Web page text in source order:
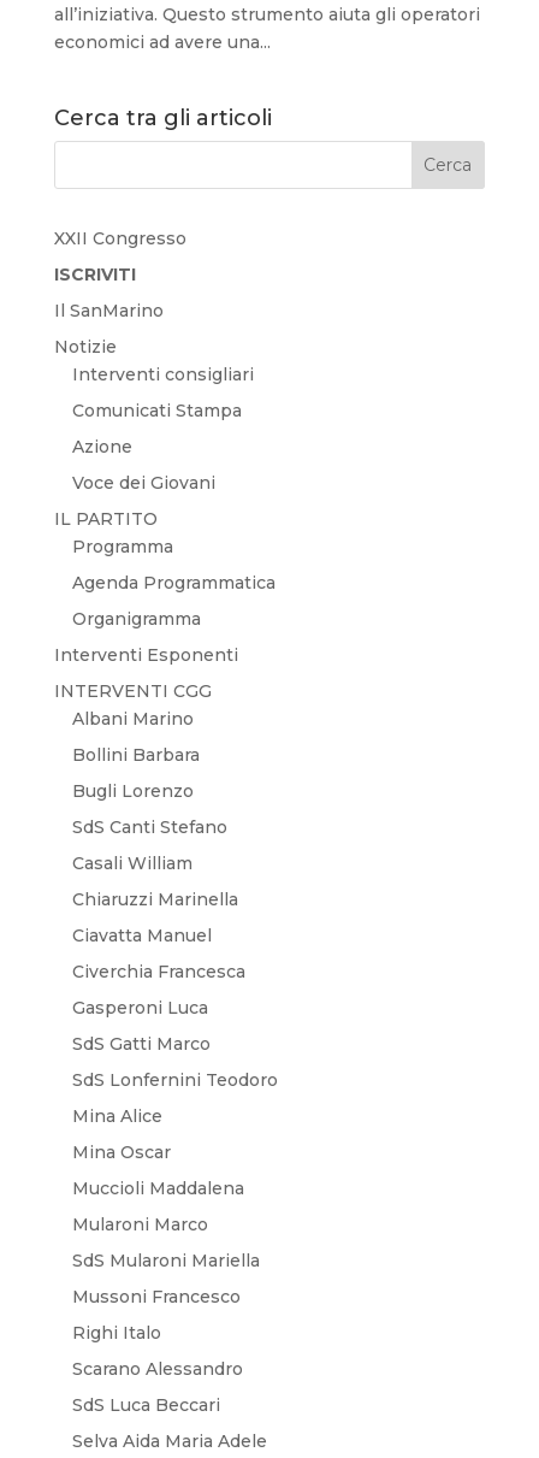
all’iniziativa. Questo strumento aiuta gli operatori
economici ad avere una...
Cerca tra gli articoli
XXII Congresso
ISCRIVITI
Il SanMarino
Notizie
Interventi consigliari
Comunicati Stampa
Azione
Voce dei Giovani
IL PARTITO
Programma
Agenda Programmatica
Organigramma
Interventi Esponenti
INTERVENTI CGG
Albani Marino
Bollini Barbara
Bugli Lorenzo
SdS Canti Stefano
Casali William
Chiaruzzi Marinella
Ciavatta Manuel
Civerchia Francesca
Gasperoni Luca
SdS Gatti Marco
SdS Lonfernini Teodoro
Mina Alice
Mina Oscar
Muccioli Maddalena
Mularoni Marco
SdS Mularoni Mariella
Mussoni Francesco
Righi Italo
Scarano Alessandro
SdS Luca Beccari
Selva Aida Maria Adele